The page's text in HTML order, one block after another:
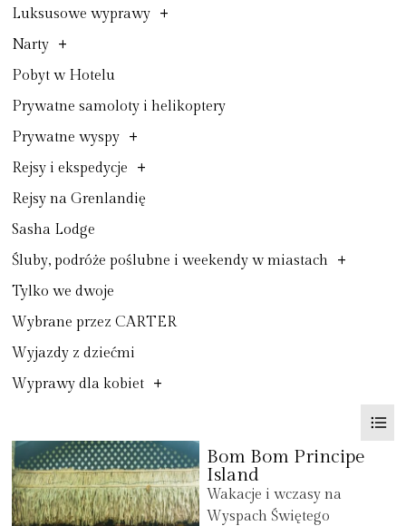
Luksusowe wyprawy +
Narty +
Pobyt w Hotelu
Prywatne samoloty i helikoptery
Prywatne wyspy +
Rejsy i ekspedycje +
Rejsy na Grenlandię
Sasha Lodge
Śluby, podróże poślubne i weekendy w miastach
+
Tylko we dwoje
Wybrane przez CARTER
Wyjazdy z dziećmi
Wyprawy dla kobiet +
Bom Bom Principe
Island
Wakacje i wczasy na
Wyspach Świętego